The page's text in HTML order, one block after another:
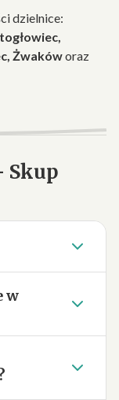
dzielnice:
Żwakóworaz
Skup
w